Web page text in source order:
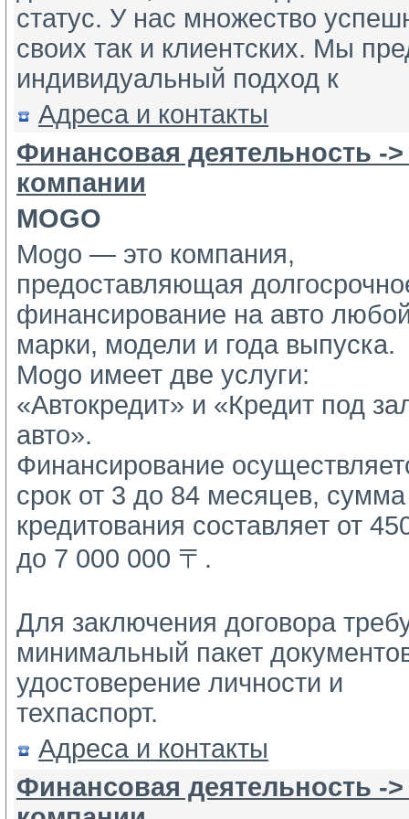
статус. У нас множество
своих так и клиентских. Мы
индивидуальный подход к
Адреса и контакты
Финансовая деятельность -
компании
MOGO
Mogo — это компания,
предоставляющая
финансирование на авто
марки, модели и года выпуска.
Mogo имеет две услуги:
«Автокредит» и «Кредит под
авто».
Финансирование
срок от 3 до 84 месяцев, сумма
кредитования составляет от
до 7 000 000 〒.
Для заключения договора
минимальный пакет
удостоверение личности и
техпаспорт.
Адреса и контакты
Финансовая деятельность -